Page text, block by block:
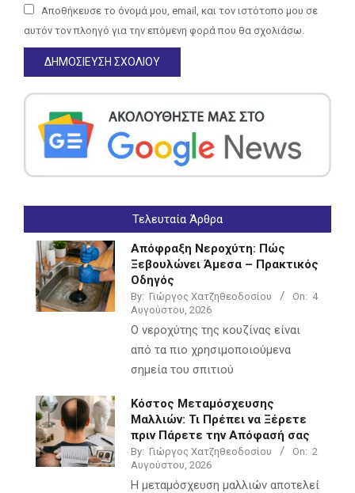
Αποθήκευσε το όνομά μου, email, και τον ιστότοπο μου σε
αυτόν τον πλοηγό για την επόμενη φορά που θα σχολιάσω.
Τελευταία Άρθρα
Απόφραξη Νεροχύτη: Πώς
Ξεβουλώνει Άμεσα – Πρακτικός
Οδηγός
By: Γιώργος Χατζηθεοδοσίου On: 4
Αυγούστου, 2026
Ο νεροχύτης της κουζίνας είναι
από τα πιο χρησιμοποιούμενα
σημεία του σπιτιού
Κόστος Μεταμόσχευσης
Μαλλιών: Τι Πρέπει να Ξέρετε
πριν Πάρετε την Απόφασή σας
By: Γιώργος Χατζηθεοδοσίου On: 2
Αυγούστου, 2026
Η μεταμόσχευση μαλλιών αποτελεί